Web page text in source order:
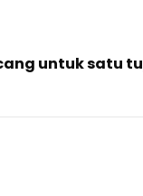
untuk satu